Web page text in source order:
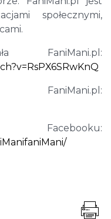
społecznymi,
FaniMani.pl: